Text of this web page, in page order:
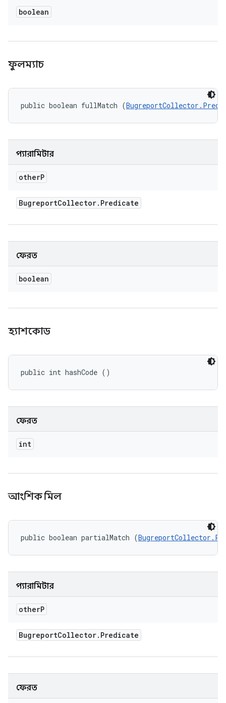
boolean
ফুলম্যাচ
public boolean fullMatch (
প্যারামিটার
otherP
BugreportCollector. Predicate
ফেরত
boolean
হ্যাশকোড
public int hashCode ()
ফেরত
int
আংশিক মিল
public boolean partialMatch (
প্যারামিটার
otherP
BugreportCollector. Predicate
ফেরত